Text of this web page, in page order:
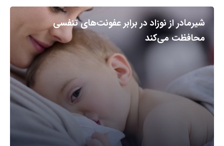
شیرمادر از نوزاد در برابر عفونت‌های تنفسی
محافظت می‌کند